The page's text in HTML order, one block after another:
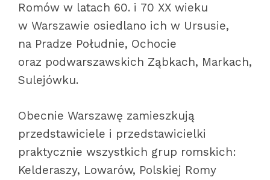
Romów w latach 60. i 70 XX wieku
w Warszawie osiedlano ich w Ursusie,
na Pradze Południe, Ochocie
oraz podwarszawskich Ząbkach, Markach,
Sulejówku.
Obecnie Warszawę zamieszkują
przedstawiciele i przedstawicielki
praktycznie wszystkich grup romskich:
Kelderaszy, Lowarów, Polskiej Romy